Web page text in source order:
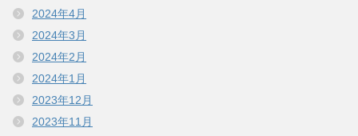
2024年4月
2024年3月
2024年2月
2024年1月
2023年12月
2023年11月